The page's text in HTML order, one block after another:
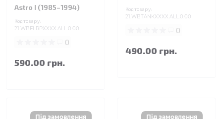
Astro I (1985–1994)
Код товару:
21.WBFLRPXXXX.ALL.0.00
0
590.00 грн.
Код товару:
21.WBTANKXXXX.ALL.0.00
0
490.00 грн.